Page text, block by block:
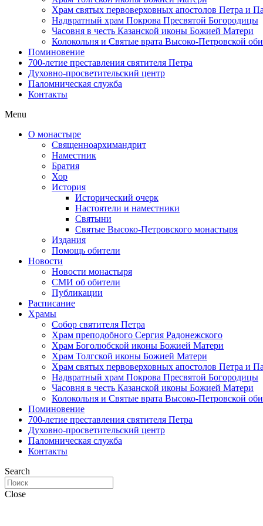
Храм святых первоверховных апостолов Петра и
Надвратный храм Покрова Пресвятой Богородицы
Часовня в честь Казанской иконы Божией Матери
Колокольня и Святые врата Высоко-Петровской
Поминовение
700-летие преставления святителя Петра
Духовно-просветительский центр
Паломническая служба
Контакты
Menu
О монастыре
Священноархимандрит
Наместник
Братия
Хор
История
Исторический очерк
Настоятели и наместники
Святыни
Святые Высоко-Петровского монастыря
Издания
Помощь обители
Новости
Новости монастыря
СМИ об обители
Публикации
Расписание
Храмы
Собор святителя Петра
Храм преподобного Сергия Радонежского
Храм Боголюбской иконы Божией Матери
Храм Толгской иконы Божией Матери
Храм святых первоверховных апостолов Петра и
Надвратный храм Покрова Пресвятой Богородицы
Часовня в честь Казанской иконы Божией Матери
Колокольня и Святые врата Высоко-Петровской
Поминовение
700-летие преставления святителя Петра
Духовно-просветительский центр
Паломническая служба
Контакты
Search
Close